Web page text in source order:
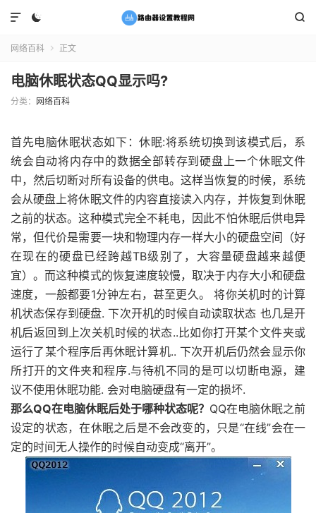
 

网络百科  正文
电脑休眠状态QQ显示吗?
分类： 网络百科
首先电脑休眠状态如下：休眠:将系统切换到该模式后，系
统会自动将内存中的数据全部转存到硬盘上一个休眠文件
中，然后切断对所有设备的供电。这样当恢复的时候，系统
会从硬盘上将休眠文件的内容直接读入内存，并恢复到休眠
之前的状态。这种模式完全不耗电，因此不怕休眠后供电异
常，但代价是需要一块和物理内存一样大小的硬盘空间（好
在现在的硬盘已经跨越TB级别了，大容量硬盘越来越便
宜）。而这种模式的恢复速度较慢，取决于内存大小和硬盘
速度，一般都要1分钟左右，甚至更久。 将你关机时的计算
机状态保存到硬盘. 下次开机的时候自动读取状态 也几是开
机后返回到上次关机时候的状态..比如你打开某个文件夹或
运行了某个程序后再休眠计算机.. 下次开机后仍然会显示你
所打开的文件夹和程序.与待机不同的是可以切断电源，建
议不使用休眠功能. 会对电脑硬盘有一定的损坏.
那么QQ在电脑休眠后处于哪种状态呢？ QQ在电脑休眠之前
设定的状态，在休眠之后是不会改变的，只是“在线”会在一
定的时间无人操作的时候自动变成“离开”。